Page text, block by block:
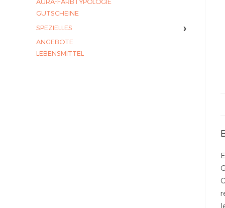
GUTSCHEINE
SPEZIELLES
›
ANGEBOTE
LEBENSMITTEL